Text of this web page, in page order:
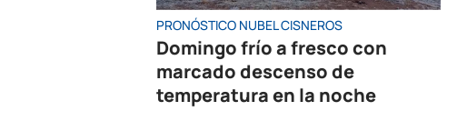
PRONÓSTICO NUBEL CISNEROS
Domingo frío a fresco con
marcado descenso de
temperatura en la noche